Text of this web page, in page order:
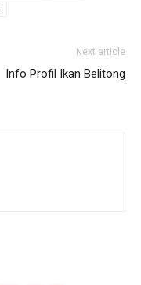
Next article
Info Profil Ikan Belitong